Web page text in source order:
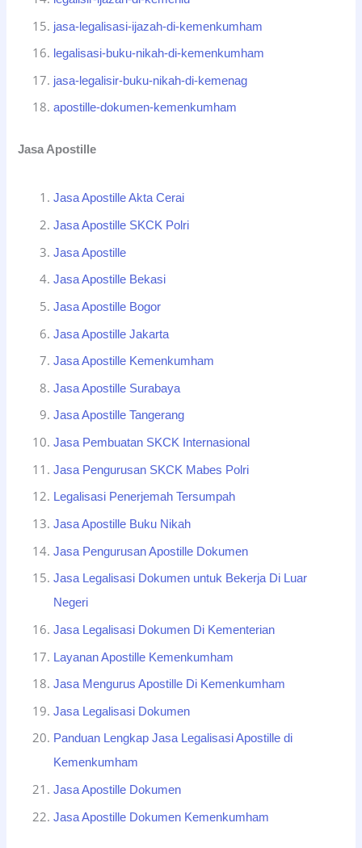
jasa-legalisasi-ijazah-di-kemenkumham
legalisasi-buku-nikah-di-kemenkumham
jasa-legalisir-buku-nikah-di-kemenag
apostille-dokumen-kemenkumham
Jasa Apostille
Jasa Apostille Akta Cerai
Jasa Apostille SKCK Polri
Jasa Apostille
Jasa Apostille Bekasi
Jasa Apostille Bogor
Jasa Apostille Jakarta
Jasa Apostille Kemenkumham
Jasa Apostille Surabaya
Jasa Apostille Tangerang
Jasa Pembuatan SKCK Internasional
Jasa Pengurusan SKCK Mabes Polri
Legalisasi Penerjemah Tersumpah
Jasa Apostille Buku Nikah
Jasa Pengurusan Apostille Dokumen
Jasa Legalisasi Dokumen untuk Bekerja Di Luar
Negeri
Jasa Legalisasi Dokumen Di Kementerian
Layanan Apostille Kemenkumham
Jasa Mengurus Apostille Di Kemenkumham
Jasa Legalisasi Dokumen
Panduan Lengkap Jasa Legalisasi Apostille di
Kemenkumham
Jasa Apostille Dokumen
Jasa Apostille Dokumen Kemenkumham